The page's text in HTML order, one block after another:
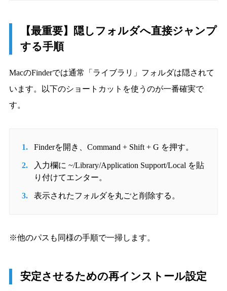
【最重要】隠しフォルダへ直接ジャンプ
する手順
MacのFinderでは通常「ライブラリ」フォルダは隠されて
います。以下のショートカットを使うのが一番確実で
す。
Finderを開き、Command + Shift + G を押す。
入力欄に ~/Library/Application Support/Local を貼
り付けてエンター。
表示されたフォルダを丸ごと削除する。
※他のパスも同様の手順で一掃します。
安定させるための再インストール設定